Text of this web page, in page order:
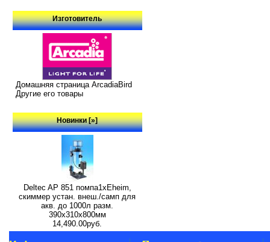
Изготовитель
Домашняя страница ArcadiaBird
Другие его товары
Новинки [»]
Deltec AP 851 помпа1xEheim,
скиммер устан. внеш./самп для
акв. до 1000л разм.
390х310х800мм
14,490.00руб.